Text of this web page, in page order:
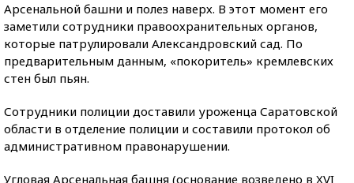
Арсенальной башни и полез наверх. В этот момент его
заметили сотрудники правоохранительных органов,
которые патрулировали Александровский сад. По
предварительным данным, «покоритель» кремлевских
стен был пьян.
Сотрудники полиции доставили уроженца Саратовской
области в отделение полиции и составили протокол об
административном правонарушении.
Угловая Арсенальная башня (основание возведено в XVI